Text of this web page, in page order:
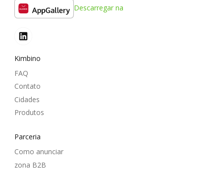
Descarregar na
Kimbino
FAQ
Contato
Cidades
Produtos
Parceria
Como anunciar
zona B2B